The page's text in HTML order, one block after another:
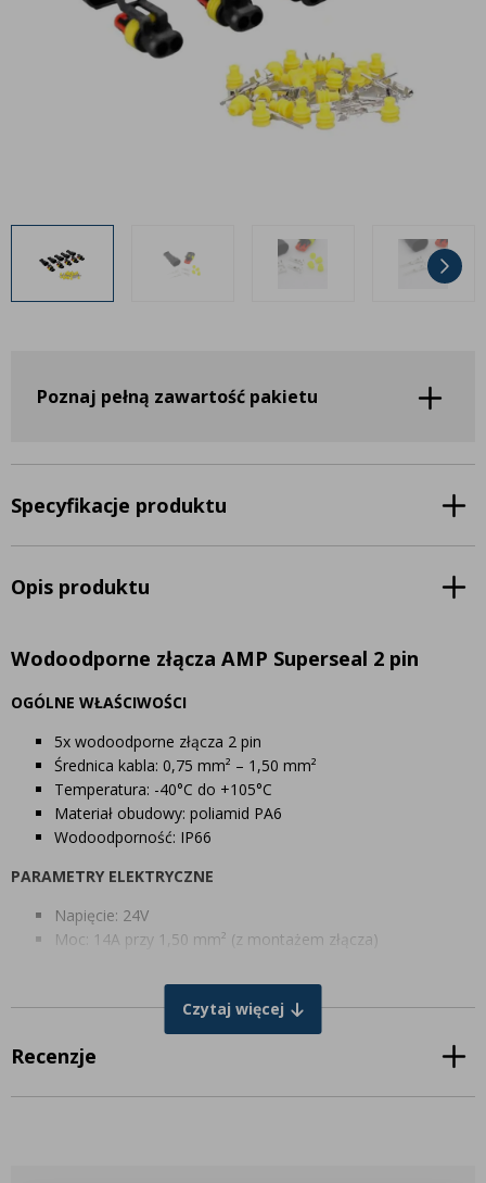
Często zadawane pytania
Bezpłatny projekt oświetlenia
+48 81 884 70 94
Inne akcesoria
Często zadawane pytania
Poznaj pełną zawartość pakietu
Specyfikacje produktu
Opis produktu
Wodoodporne złącza AMP Superseal 2 pin
OGÓLNE WŁAŚCIWOŚCI
5x wodoodporne złącza 2 pin
Średnica kabla: 0,75 mm² – 1,50 mm²
Temperatura: -40°C do +105°C
Materiał obudowy: poliamid PA6
Wodoodporność: IP66
PARAMETRY ELEKTRYCZNE
Napięcie: 24V
Moc: 14A przy 1,50 mm² (z montażem złącza)
Superseal. Czytaj więcej
Recenzje